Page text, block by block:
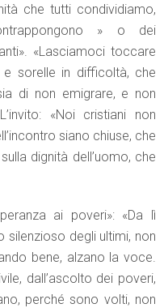
che tutti condividiamo,
» o dei
«Lasciamoci toccare
sorelle in difficoltà, che
di non emigrare, e non
«Noi cristiani non
siano chiuse, che
dignità dell’uomo, che
ai poveri»: «Da lì
degli ultimi, non
bene, alzano la voce.
dall’ascolto dei poveri,
perché sono volti, non